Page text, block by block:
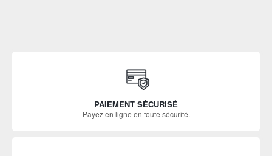
PAIEMENT SÉCURISÉ
Payez en ligne en toute sécurité.